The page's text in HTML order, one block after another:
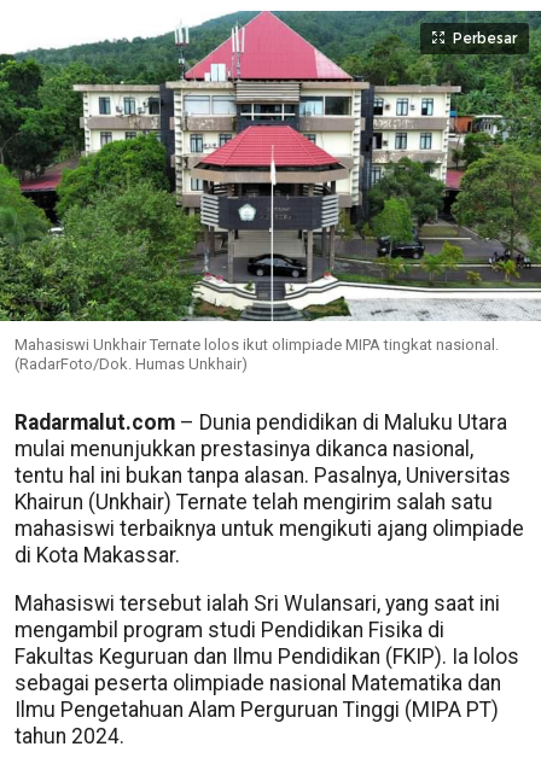
Perbesar
Mahasiswi Unkhair Ternate lolos ikut olimpiade MIPA tingkat nasional.
(RadarFoto/Dok. Humas Unkhair)
Radarmalut.com – Dunia pendidikan di Maluku Utara
mulai menunjukkan prestasinya dikanca nasional,
tentu hal ini bukan tanpa alasan. Pasalnya, Universitas
Khairun (Unkhair) Ternate telah mengirim salah satu
mahasiswi terbaiknya untuk mengikuti ajang olimpiade
di Kota Makassar.
Mahasiswi tersebut ialah Sri Wulansari, yang saat ini
mengambil program studi Pendidikan Fisika di
Fakultas Keguruan dan Ilmu Pendidikan (FKIP). Ia lolos
sebagai peserta olimpiade nasional Matematika dan
Ilmu Pengetahuan Alam Perguruan Tinggi (MIPA PT)
tahun 2024.